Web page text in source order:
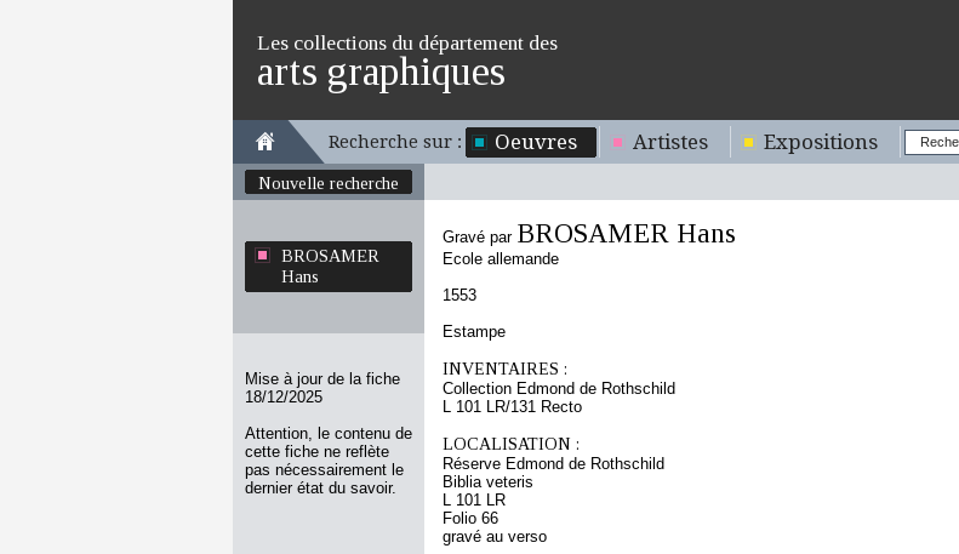
Les collections du département des
arts graphiques
Recherche sur : Oeuvres Artistes Expositions
Nouvelle recherche
BROSAMER
Hans
Mise à jour de la fiche
18/12/2025
Attention, le contenu de
cette fiche ne reflète
pas nécessairement le
dernier état du savoir.
Gravé par BROSAMER Hans
Ecole allemande
1553
Estampe
INVENTAIRES :
Collection Edmond de Rothschild
L 101 LR/131 Recto
LOCALISATION :
Réserve Edmond de Rothschild
Biblia veteris
L 101 LR
Folio 66
gravé au verso